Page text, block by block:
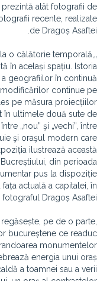
atât fotografii de
recente, realizate
de Dragoș Asaftei.
o călătorie temporală,
în același spațiu. Istoria
geografiilor în continuă
continue pe
pe măsura proiecțiilor
în ultimele două sute de
„nou” şi „vechi”, între
şi oraşul modern care
ilustrează această
din perioada
pus la dispoziție
actuală a capitalei, în
Dragoș Asaftei.
pe de o parte,
bucureștene ce readuc
monumentelor
energia unui oraș
a toamnei sau a verii